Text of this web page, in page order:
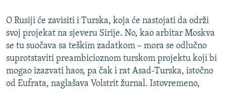
O Rusiji će zavisiti i Turska, koja će nastojati da održi
svoj projekat na sjeveru Sirije. No, kao arbitar Moskva
se tu suočava sa teškim zadatkom – mora se odlučno
suprotstaviti preambicioznom turskom projektu koji bi
mogao izazvati haos, pa čak i rat Asad-Turska, istočno
od Eufrata, naglašava Volstrit žurnal. Istovremeno,